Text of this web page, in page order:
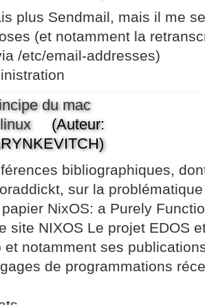
plus Sendmail, mais il me
(et notamment la
/etc/email-addresses)
du mac
(Auteur:
bibliographiques,
sur la
NixOS: a Purely
site NIXOS Le projet EDOS
et notamment ses
de programmations